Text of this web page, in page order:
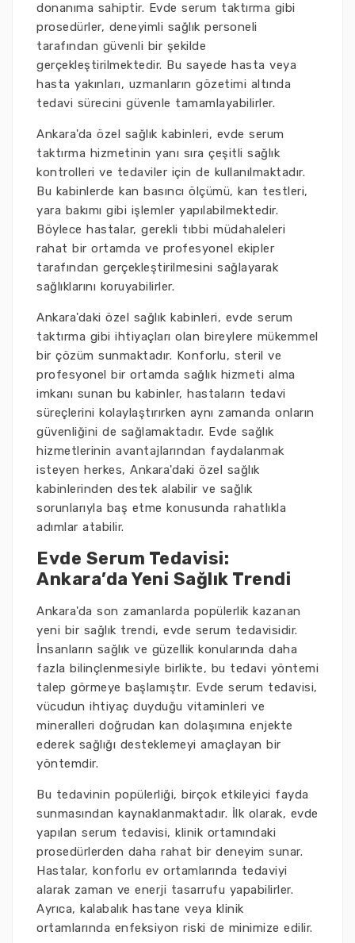
donanıma sahiptir. Evde serum taktırma gibi
prosedürler, deneyimli sağlık personeli
tarafından güvenli bir şekilde
gerçekleştirilmektedir. Bu sayede hasta veya
hasta yakınları, uzmanların gözetimi altında
tedavi sürecini güvenle tamamlayabilirler.
Ankara'da özel sağlık kabinleri, evde serum
taktırma hizmetinin yanı sıra çeşitli sağlık
kontrolleri ve tedaviler için de kullanılmaktadır.
Bu kabinlerde kan basıncı ölçümü, kan testleri,
yara bakımı gibi işlemler yapılabilmektedir.
Böylece hastalar, gerekli tıbbi müdahaleleri
rahat bir ortamda ve profesyonel ekipler
tarafından gerçekleştirilmesini sağlayarak
sağlıklarını koruyabilirler.
Ankara'daki özel sağlık kabinleri, evde serum
taktırma gibi ihtiyaçları olan bireylere mükemmel
bir çözüm sunmaktadır. Konforlu, steril ve
profesyonel bir ortamda sağlık hizmeti alma
imkanı sunan bu kabinler, hastaların tedavi
süreçlerini kolaylaştırırken aynı zamanda onların
güvenliğini de sağlamaktadır. Evde sağlık
hizmetlerinin avantajlarından faydalanmak
isteyen herkes, Ankara'daki özel sağlık
kabinlerinden destek alabilir ve sağlık
sorunlarıyla baş etme konusunda rahatlıkla
adımlar atabilir.
Evde Serum Tedavisi:
Ankara’da Yeni Sağlık Trendi
Ankara'da son zamanlarda popülerlik kazanan
yeni bir sağlık trendi, evde serum tedavisidir.
İnsanların sağlık ve güzellik konularında daha
fazla bilinçlenmesiyle birlikte, bu tedavi yöntemi
talep görmeye başlamıştır. Evde serum tedavisi,
vücudun ihtiyaç duyduğu vitaminleri ve
mineralleri doğrudan kan dolaşımına enjekte
ederek sağlığı desteklemeyi amaçlayan bir
yöntemdir.
Bu tedavinin popülerliği, birçok etkileyici fayda
sunmasından kaynaklanmaktadır. İlk olarak, evde
yapılan serum tedavisi, klinik ortamındaki
prosedürlerden daha rahat bir deneyim sunar.
Hastalar, konforlu ev ortamlarında tedaviyi
alarak zaman ve enerji tasarrufu yapabilirler.
Ayrıca, kalabalık hastane veya klinik
ortamlarında enfeksiyon riski de minimize edilir.